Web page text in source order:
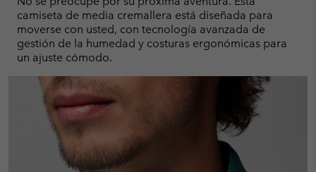
camiseta de media cremallera está diseñada para
moverse con usted, con tecnología avanzada de
gestión de la humedad y costuras ergonómicas para
un ajuste cómodo.